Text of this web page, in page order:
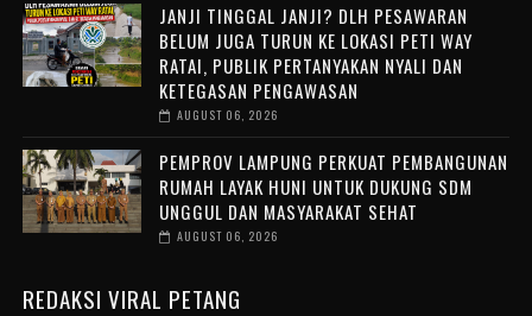
JANJI TINGGAL JANJI? DLH PESAWARAN
BELUM JUGA TURUN KE LOKASI PETI WAY
RATAI, PUBLIK PERTANYAKAN NYALI DAN
KETEGASAN PENGAWASAN
AUGUST 06, 2026
PEMPROV LAMPUNG PERKUAT PEMBANGUNAN
RUMAH LAYAK HUNI UNTUK DUKUNG SDM
UNGGUL DAN MASYARAKAT SEHAT
AUGUST 06, 2026
REDAKSI VIRAL PETANG